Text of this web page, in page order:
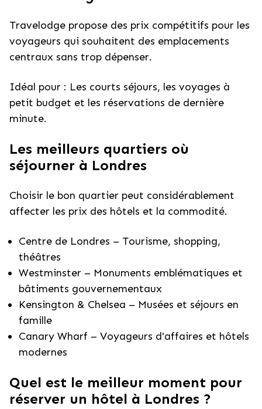
Travelodge propose des prix compétitifs pour les
voyageurs qui souhaitent des emplacements
centraux sans trop dépenser.
Idéal pour : Les courts séjours, les voyages à
petit budget et les réservations de dernière
minute.
Les meilleurs quartiers où
séjourner à Londres
Choisir le bon quartier peut considérablement
affecter les prix des hôtels et la commodité.
Centre de Londres – Tourisme, shopping,
théâtres
Westminster – Monuments emblématiques et
bâtiments gouvernementaux
Kensington & Chelsea – Musées et séjours en
famille
Canary Wharf – Voyageurs d'affaires et hôtels
modernes
Quel est le meilleur moment pour
réserver un hôtel à Londres ?